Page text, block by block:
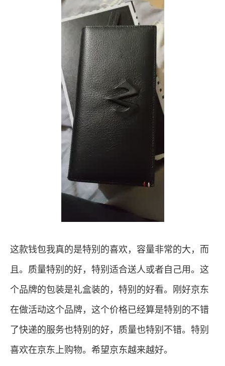
这款钱包我真的是特别的喜欢，容量非常的大，而
且。质量特别的好，特别适合送人或者自己用。这
个品牌的包装是礼盒装的，特别的好看。刚好京东
在做活动这个品牌，这个价格已经算是特别的不错
了快递的服务也特别的好，质量也特别不错。特别
喜欢在京东上购物。希望京东越来越好。